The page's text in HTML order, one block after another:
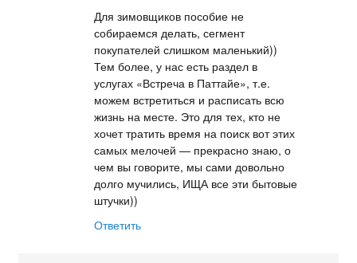
Для зимовщиков пособие не
собираемся делать, сегмент
покупателей слишком маленький))
Тем более, у нас есть раздел в
услугах «Встреча в Паттайе», т.е.
можем встретиться и расписать всю
жизнь на месте. Это для тех, кто не
хочет тратить время на поиск вот этих
самых мелочей — прекрасно знаю, о
чем вы говорите, мы сами довольно
долго мучились, ИЩА все эти бытовые
штучки))
Ответить